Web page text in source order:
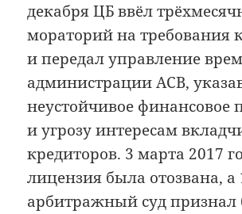
декабря ЦБ ввёл
мораторий на требования
и передал управление
администрации АСВ,
неустойчивое финансовое
и угрозу интересам
кредиторов. 3 марта 2017
лицензия была отозвана, а
арбитражный суд признал